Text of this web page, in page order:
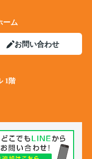
ーム
お問い合わせ
1階